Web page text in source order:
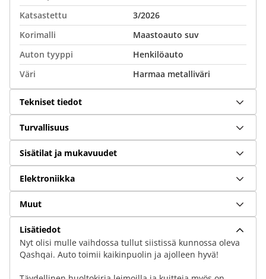
Katsastettu
3/2026
Korimalli
Maastoauto suv
Auton tyyppi
Henkilöauto
Väri
Harmaa metalliväri
Tekniset tiedot
Turvallisuus
Sisätilat ja mukavuudet
Elektroniikka
Muut
Lisätiedot
Nyt olisi mulle vaihdossa tullut siistissä kunnossa oleva
Qashqai. Auto toimii kaikinpuolin ja ajolleen hyvä!